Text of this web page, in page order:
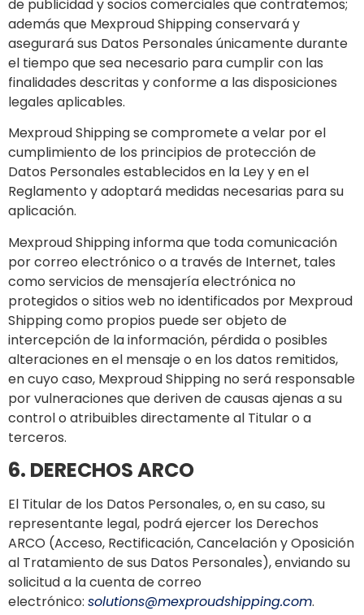
de publicidad y socios comerciales que contratemos;
además que Mexproud Shipping conservará y
asegurará sus Datos Personales únicamente durante
el tiempo que sea necesario para cumplir con las
finalidades descritas y conforme a las disposiciones
legales aplicables.
Mexproud Shipping se compromete a velar por el
cumplimiento de los principios de protección de
Datos Personales establecidos en la Ley y en el
Reglamento y adoptará medidas necesarias para su
aplicación.
Mexproud Shipping informa que toda comunicación
por correo electrónico o a través de Internet, tales
como servicios de mensajería electrónica no
protegidos o sitios web no identificados por Mexproud
Shipping como propios puede ser objeto de
intercepción de la información, pérdida o posibles
alteraciones en el mensaje o en los datos remitidos,
en cuyo caso, Mexproud Shipping no será responsable
por vulneraciones que deriven de causas ajenas a su
control o atribuibles directamente al Titular o a
terceros.
6. DERECHOS ARCO
El Titular de los Datos Personales, o, en su caso, su
representante legal, podrá ejercer los Derechos
ARCO (Acceso, Rectificación, Cancelación y Oposición
al Tratamiento de sus Datos Personales), enviando su
solicitud a la cuenta de correo
electrónico: solutions@mexproudshipping.com.